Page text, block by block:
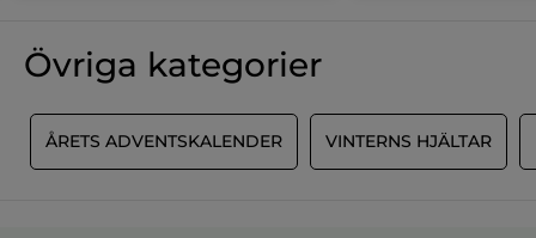
Övriga kategorier
ÅRETS ADVENTSKALENDER VINTERNS HJÄLTAR